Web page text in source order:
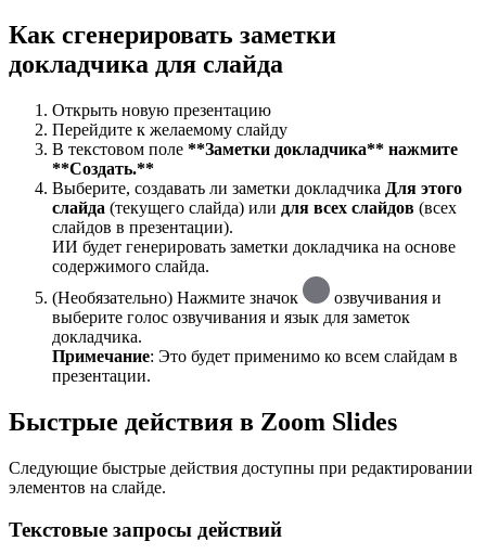
Как сгенерировать заметки
докладчика для слайда
Открыть новую презентацию
Перейдите к желаемому слайду
В текстовом поле **Заметки докладчика** нажмите
**Создать.**
Выберите, создавать ли заметки докладчика Для этого
слайда (текущего слайда) или для всех слайдов (всех
слайдов в презентации).
ИИ будет генерировать заметки докладчика на основе
содержимого слайда.
(Необязательно) Нажмите значок
озвучивания и
выберите голос озвучивания и язык для заметок
докладчика.
Примечание: Это будет применимо ко всем слайдам в
презентации.
Быстрые действия в Zoom Slides
Следующие быстрые действия доступны при редактировании
элементов на слайде.
Текстовые запросы действий